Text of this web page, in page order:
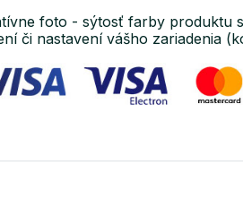
foto - sýtosť farby produktu
či nastavení vášho zariadenia